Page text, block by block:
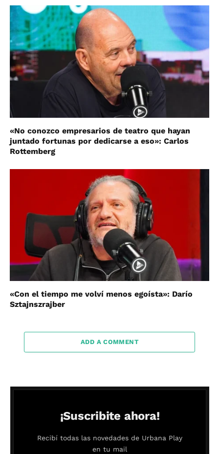
«No conozco empresarios de teatro que hayan
juntado fortunas por dedicarse a eso»: Carlos
Rottemberg
«Con el tiempo me volví menos egoísta»: Darío
Sztajnszrajber
ADD A COMMENT
¡Suscribite ahora!
Recibí todas las novedades de Urbana Play
en tu mail